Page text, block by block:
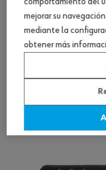
Herramienta
mejorar su
mediante la
obtener más